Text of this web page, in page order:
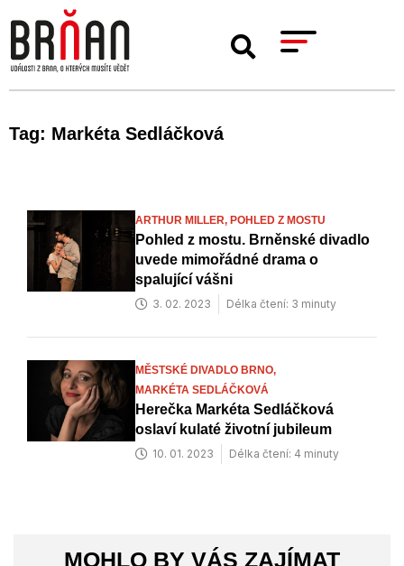
Tag: Markéta Sedláčková
ARTHUR MILLER, POHLED Z MOSTU
Pohled z mostu. Brněnské divadlo
uvede mimořádné drama o
spalující vášni
3. 02. 2023 Délka čtení: 3 minuty
MĚSTSKÉ DIVADLO BRNO,
MARKÉTA SEDLÁČKOVÁ
Herečka Markéta Sedláčková
oslaví kulaté životní jubileum
10. 01. 2023 Délka čtení: 4 minuty
MOHLO BY VÁS ZAJÍMAT